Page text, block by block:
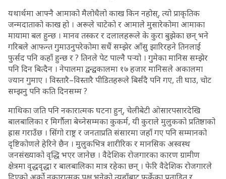
यथार्थमा आफ्नै आमाको मैलोधैलो काख किन नहोस्, त्यो प्राकृतिक
जन्मदाताको काख हो । अरूले चाटेको र आमाले मुसारेकोमा आमाका
मायामा बल हुन्छ । मानव तस्कर र दलालहरूले के कुरा बुझेका छन् भने
गरिबले आफन्त गुमाउनुपरेकोमा सधैं सम्झेर आँसु झारिरहने तिनलाई
फुर्सद पनि कहाँ हुन्छ र ? तिनले पेट पाल्नै पर्‍यो । गुमेका मानिस सम्झेर
पनि दिन बित्दैन । नेपालमा द्वन्द्वकालमा १७ हजार मानिसले अकालमा
ज्यान गुमाए । विस्तारै–विस्तारै पीडितहरूले बिर्संदै पनि गए, ती घाउ, चोट
सम्झनु पनि कति दिनसम्म ?
माथिका जति पनि नकारात्मक घटना हुन्, चेलीबेटी ओसारपसारदेखि
बालबालिका र मिर्गौला बेच्नेसम्मका कुकर्म, यी कुराले मुलुकको प्रतिष्ठाको
ह्रास गराउँछ । सिंगो राष्ट्र र जनताप्रति संसारमा जहाँ गए पनि सम्मानको
दृष्टिकोणले हेरिने छैन । मुलुकभित्र शारीरिक र मानसिक अस्वस्थ
जनसंख्याको वृद्धि भएर जानेछ । वैदेशिक रोजगारका कारण ग्रामीण
क्षेत्रमा वृद्धवृद्धा र बालबालिका मात्र रहेका छन् । फेरि वैदेशिक रोजगारले